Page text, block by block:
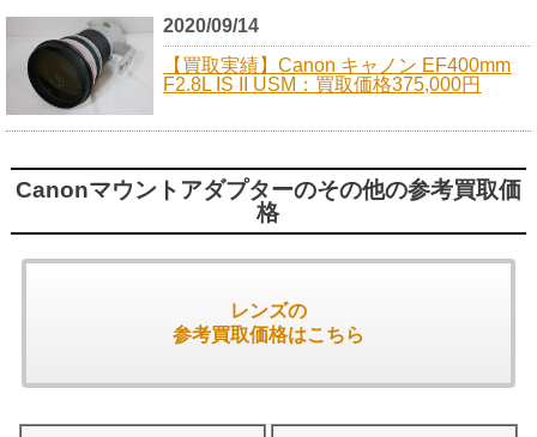
2020/09/14
【買取実績】Canon キャノン EF400mm
F2.8L IS II USM：買取価格375,000円
Canonマウントアダプターのその他の参考買取価
格
レンズの
参考買取価格はこちら